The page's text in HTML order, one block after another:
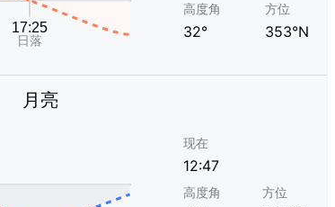
高度角
32°
方位
353°N
月亮
现在
12:47
高度角 方位